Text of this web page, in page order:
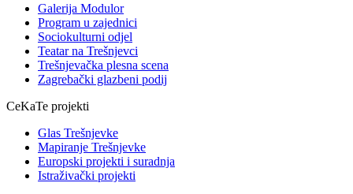
Galerija Modulor
Program u zajednici
Sociokulturni odjel
Teatar na Trešnjevci
Trešnjevačka plesna scena
Zagrebački glazbeni podij
CeKaTe projekti
Glas Trešnjevke
Mapiranje Trešnjevke
Europski projekti i suradnja
Istraživački projekti